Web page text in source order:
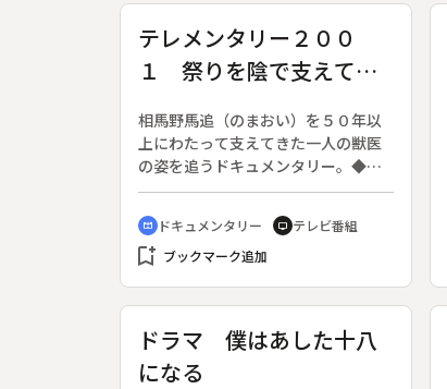
テレメンタリー２００
１ 祭りを陰で支えてき
医の半世紀～
相馬野馬追（のまおい）を５０年以
上にわたって支えてきた一人の獣医
の姿を追うドキュメンタリー。◆東
北の夏祭りを代表する相馬野馬追。
毎年６００頭の馬が出て神旗争奪戦
を繰り広げる。馬専門の獣医・鹿山
さんは長年この祭りを支えてきた。
ヶ月間、騎馬武者と共に馬を世話
し、当日は暑さで倒れる馬やケガを
した馬を次々と治療する。野馬追の
古い格式と伝統を受け継ぐ人たちと
cinematic_blur ドキュメンタリー tv テレビ番組
bookmark_add ブックマーク追加
ドラマ 僕はあした十八
になる